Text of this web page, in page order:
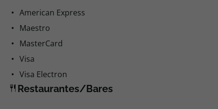
American Express
Maestro
MasterCard
Visa
Visa Electron
Restaurantes/Bares